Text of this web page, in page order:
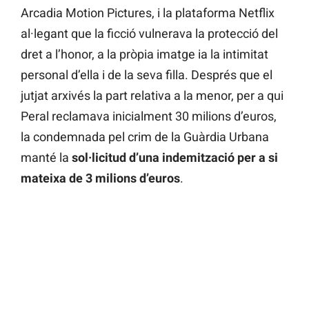
Arcadia Motion Pictures, i la plataforma Netflix
al·legant que la ficció vulnerava la protecció del
dret a l’honor, a la pròpia imatge ia la intimitat
personal d’ella i de la seva filla. Després que el
jutjat arxivés la part relativa a la menor, per a qui
Peral reclamava inicialment 30 milions d’euros,
la condemnada pel crim de la Guàrdia Urbana
manté la sol·licitud d’una indemització per a si
mateixa de 3 milions d’euros.